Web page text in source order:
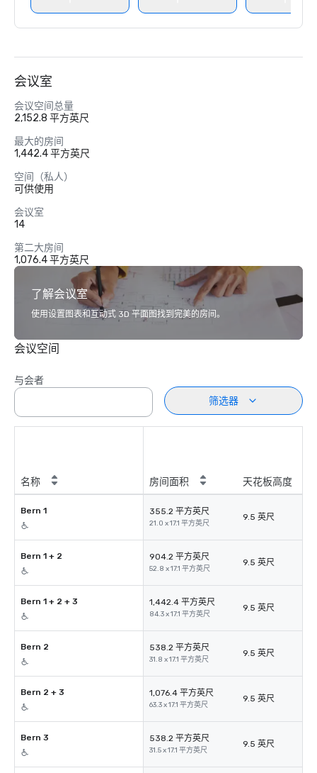
会议室
会议空间总量
2,152.8 平方英尺
最大的房间
1,442.4 平方英尺
空间（私人）
可供使用
会议室
14
第二大房间
1,076.4 平方英尺
了解会议室
使用设置图表和互动式 3D 平面图找到完美的房间。
会议空间
与会者
筛选器
名称 房间面积 天花板高度
Bern 1 355.2 平方英尺
21.0 x 17.1 平方英尺
9.5 英尺
Bern 1 + 2 904.2 平方英尺
52.8 x 17.1 平方英尺
9.5 英尺
Bern 1 + 2 + 3 1,442.4 平方英尺
84.3 x 17.1 平方英尺
9.5 英尺
Bern 2 538.2 平方英尺
31.8 x 17.1 平方英尺
9.5 英尺
Bern 2 + 3 1,076.4 平方英尺
63.3 x 17.1 平方英尺
9.5 英尺
Bern 3 538.2 平方英尺
31.5 x 17.1 平方英尺
9.5 英尺